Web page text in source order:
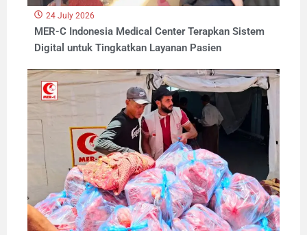
24 July 2026
MER-C Indonesia Medical Center Terapkan Sistem
Digital untuk Tingkatkan Layanan Pasien